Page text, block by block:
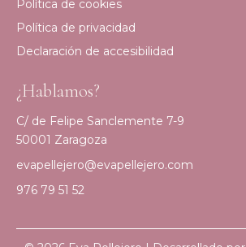
Política de cookies
Política de privacidad
Declaración de accesibilidad
¿Hablamos?
C/ de Felipe Sanclemente 7-9
50001 Zaragoza
evapellejero@evapellejero.com
976 79 51 52